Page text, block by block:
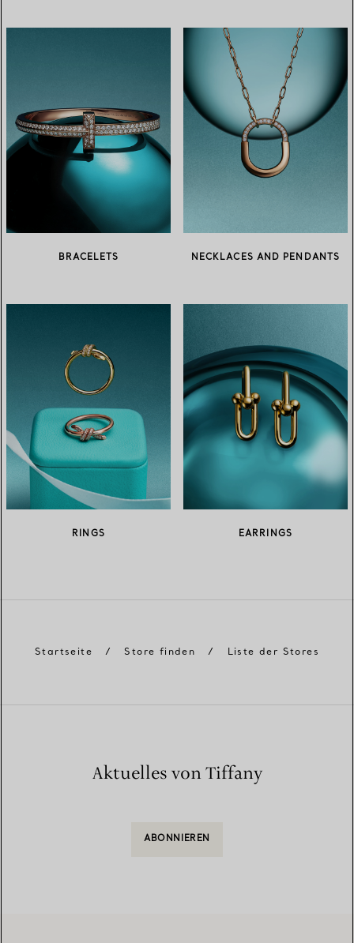
BRACELETS NECKLACES AND PENDANTS
RINGS EARRINGS
Startseite / Store finden / Liste der Stores
Aktuelles von Tiffany
ABONNIEREN